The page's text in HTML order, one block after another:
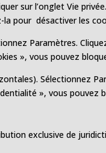
sur l’onglet Vie privée.
la pour désactiver les
Paramètres.
», vous pouvez
Sélectionnez
», vous pouvez
exclusive de